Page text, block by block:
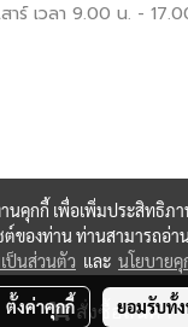
สั่งซื้อสินค้า
าร์ เวลา 9.00 น. -
านคุกกี้ เพื่อเพิ่มประสิทธิ
ต์ของท่าน ท่านสามารถอ่า
ป็นส่วนตัว และ นโยบายคุ
ตั้งค่าคุกกี้ ยอมรับทั้